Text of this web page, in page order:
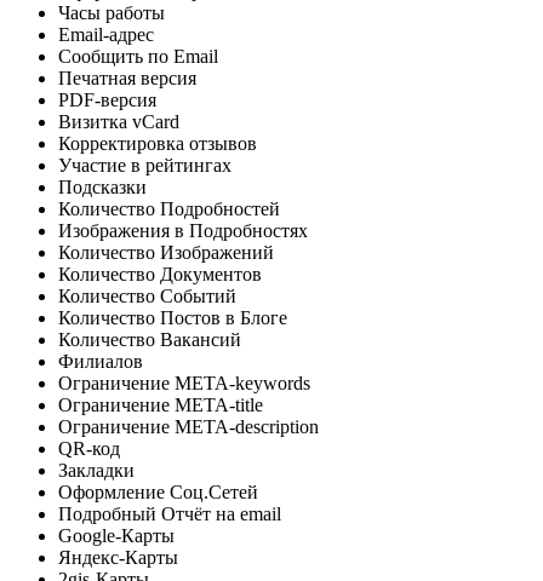
Часы работы
Email-адрес
Сообщить по Email
Печатная версия
PDF-версия
Визитка vCard
Корректировка отзывов
Участие в рейтингах
Подсказки
Количество Подробностей
Изображения в Подробностях
Количество Изображений
Количество Документов
Количество Событий
Количество Постов в Блоге
Количество Вакансий
Филиалов
Ограничение META-keywords
Ограничение META-title
Ограничение META-description
QR-код
Закладки
Оформление Соц.Сетей
Подробный Отчёт на email
Google-Карты
Яндекс-Карты